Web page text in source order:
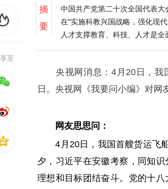
至
摘
要
中国共产党第二十次全国代表大
在“实施科教兴国战略，强化现
人才支撑教育、科技、人才是
央视网消息：4月20日，我国
日。央视网《我要问小编》对网
网友思思问：
4月20日，我国首艘货运飞船
夕，习近平在安徽考察，同知
理想和目标团结奋斗。党的十